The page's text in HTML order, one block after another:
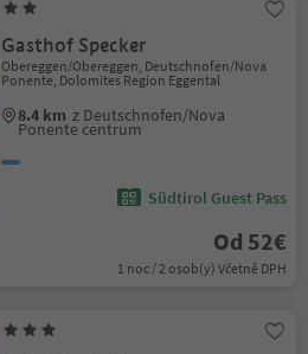
Gasthof Specker
Obereggen/Obereggen, Deutschnofen/Nova
Ponente, Dolomites Region Eggental
8.4 km z Deutschnofen/Nova
Ponente centrum
Südtirol Guest Pass
Od 52€
1 noc / 2 osob(y) Včetně DPH